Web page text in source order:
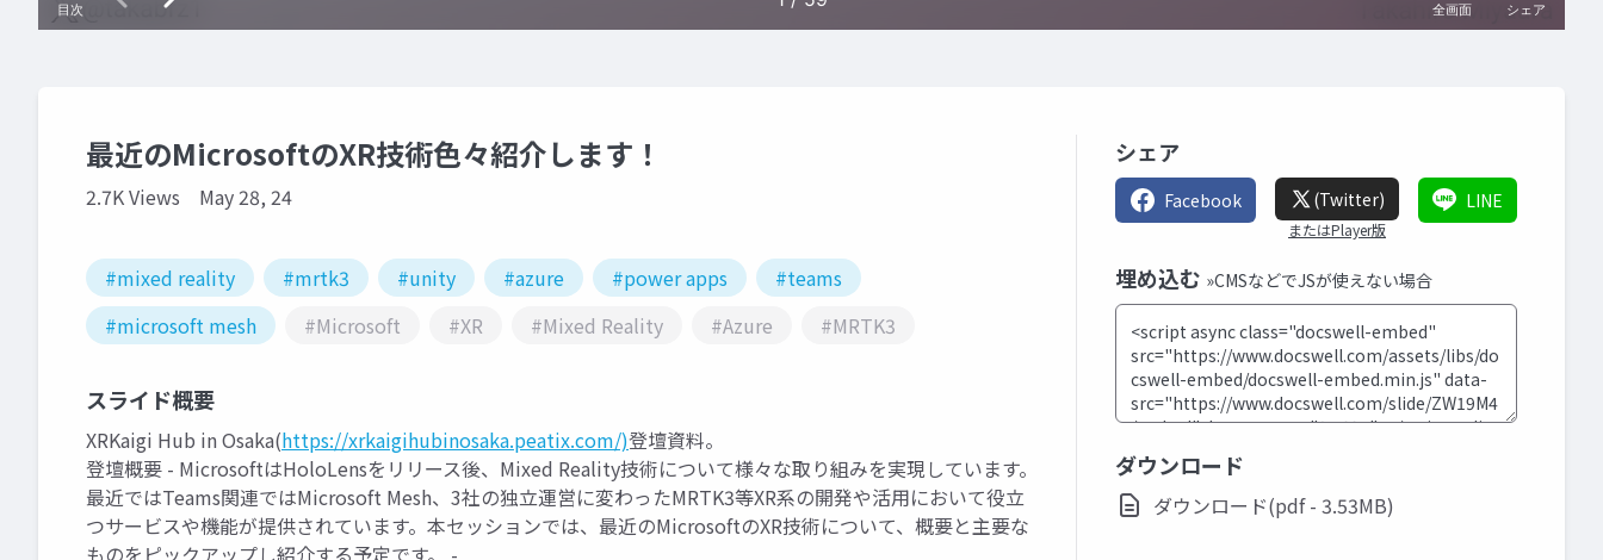
最近のMicrosoftのXR技術色々紹介します！
2.7K Views May 28, 24
#mixed reality #mrtk3 #unity #azure #power apps
#teams
#microsoft mesh
#Microsoft #XR #Mixed Reality #Azure #MRTK3
スライド概要
XRKaigi Hub in Osaka(https://xrkaigihubinosaka.peatix.com/)登壇資料。
登壇概要 - MicrosoftはHoloLensをリリース後、Mixed Reality技術について様々な取り組みを実現しています。
最近ではTeams関連ではMicrosoft Mesh、3社の独立運営に変わったMRTK3等XR系の開発や活用において役立
つサービスや機能が提供されています。本セッションでは、最近のMicrosoftのXR技術について、概要と主要な
ものをピックアップし紹介する予定です。 -
シェア
Facebook (Twitter)
またはPlayer版
LINE
埋め込む »CMSなどでJSが使えない場合
ダウンロード
ダウンロード(pdf - 3.53MB)